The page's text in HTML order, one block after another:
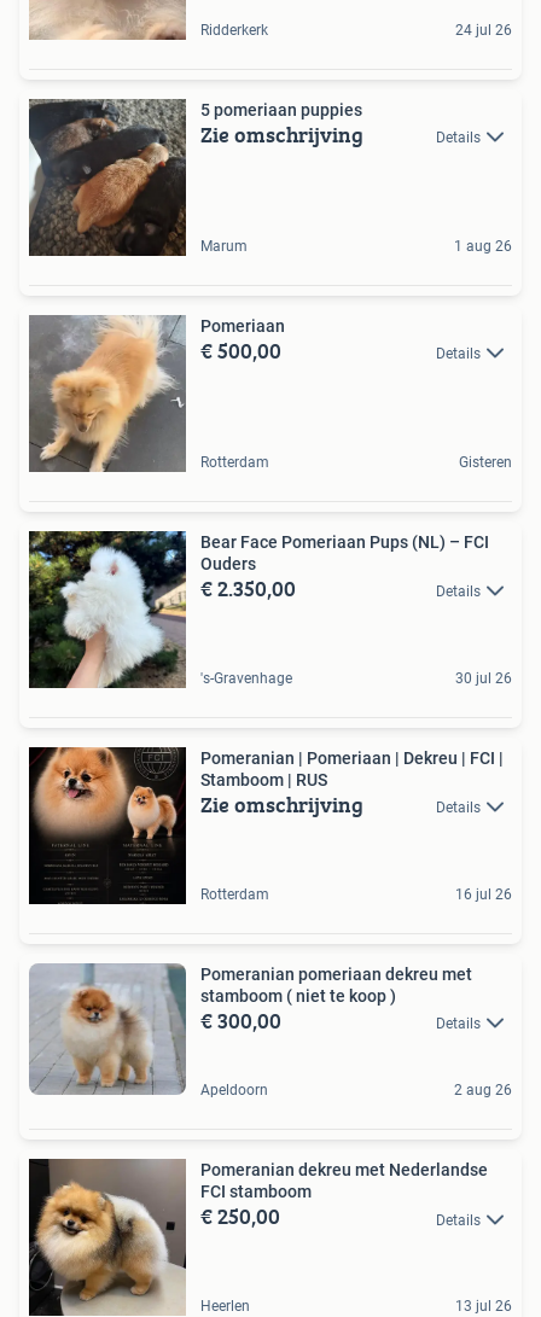
Ridderkerk 24 jul 26
5 pomeriaan puppies️
Zie omschrijving Details
Marum 1 aug 26
Pomeriaan
€ 500,00 Details
Rotterdam Gisteren
Bear Face Pomeriaan Pups (NL) – FCI
Ouders
€ 2.350,00 Details
's-Gravenhage 30 jul 26
Pomeranian | Pomeriaan | Dekreu | FCI |
Stamboom | RUS
Zie omschrijving Details
Rotterdam 16 jul 26
Pomeranian pomeriaan dekreu met
stamboom ( niet te koop )
€ 300,00 Details
Apeldoorn 2 aug 26
Pomeranian dekreu met Nederlandse
FCI stamboom
€ 250,00 Details
Heerlen 13 jul 26